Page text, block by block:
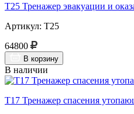
Т25 Тренажер эвакуации и
Артикул: Т25
64800
В корзину
В наличии
Т17 Тренажер спасения